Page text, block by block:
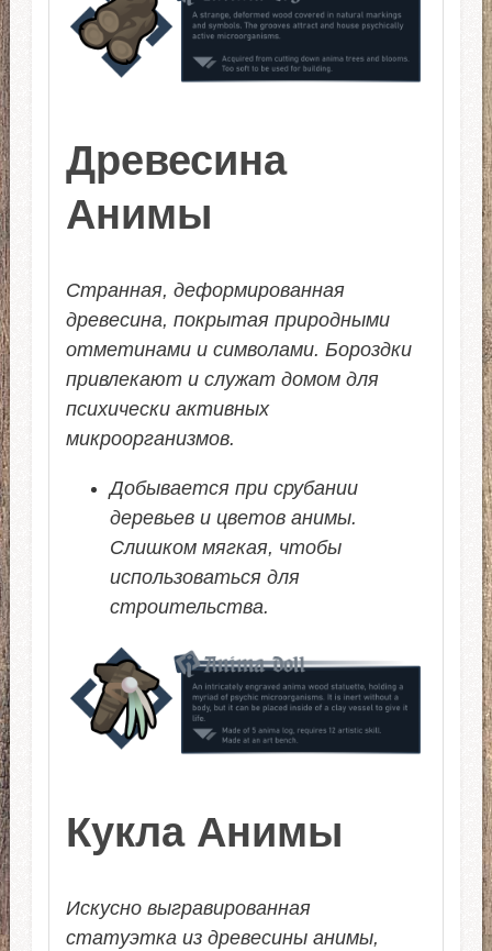
Древесина
Анимы
Странная, деформированная
древесина, покрытая природными
отметинами и символами. Бороздки
привлекают и служат домом для
психически активных
микроорганизмов.
Добывается при срубании
деревьев и цветов анимы.
Слишком мягкая, чтобы
использоваться для
строительства.
Кукла Анимы
Искусно выгравированная
статуэтка из древесины анимы,